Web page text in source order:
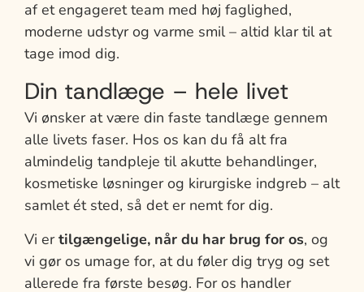
af et engageret team med høj faglighed,
moderne udstyr og varme smil – altid klar til at
tage imod dig.
Din tandlæge – hele livet
Vi ønsker at være din faste tandlæge gennem
alle livets faser. Hos os kan du få alt fra
almindelig tandpleje til akutte behandlinger,
kosmetiske løsninger og kirurgiske indgreb – alt
samlet ét sted, så det er nemt for dig.
Vi ertilgængelige, når du har brug for os, og
vi gør os umage for, at du føler dig tryg og set
allerede fra første besøg. For os handler